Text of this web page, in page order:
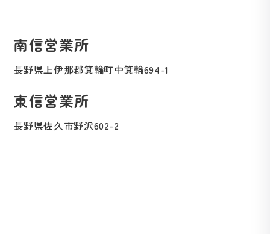
南信営業所
長野県上伊那郡箕輪町中箕輪694-1
東信営業所
長野県佐久市野沢602-2